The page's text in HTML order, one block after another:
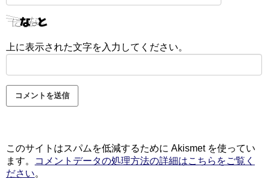
上に表示された文字を入力してください。
このサイトはスパムを低減するために Akismet を使ってい
ます。
コメントデータの処理方法の詳細はこちらをご覧く
ださい。